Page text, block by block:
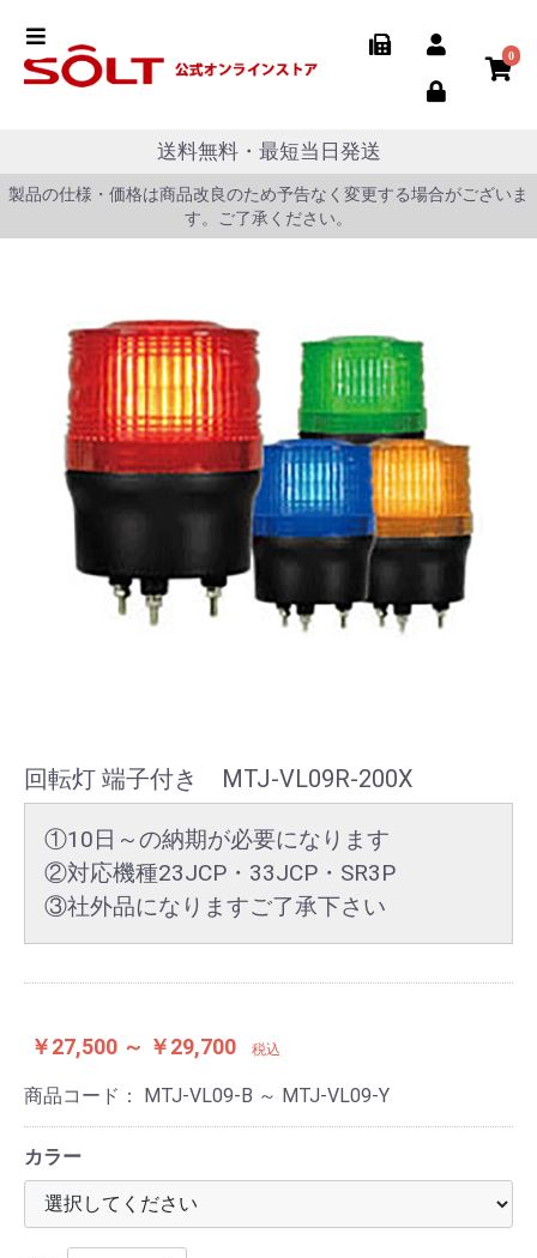
0
送料無料・最短当日発送
製品の仕様・価格は商品改良のため予告なく変更する場合がございま
す。ご了承ください。
回転灯 端子付き MTJ-VL09R-200X
①10日～の納期が必要になります
②対応機種23JCP・33JCP・SR3P
③社外品になりますご了承下さい
￥27,500 ～ ￥29,700 税込
商品コード： MTJ-VL09-B ～ MTJ-VL09-Y
カラー